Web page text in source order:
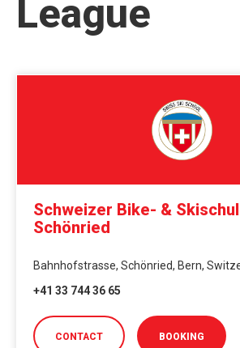
League
Schweizer Bike- &
Schönried
Bahnhofstrasse, Schönried, Bern,
+41 33 744 36 65
CONTACT BOOKING